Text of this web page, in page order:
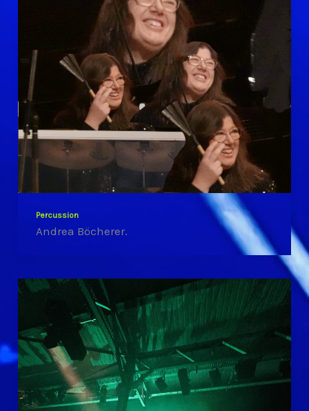
Percussion
Andrea Böcherer.